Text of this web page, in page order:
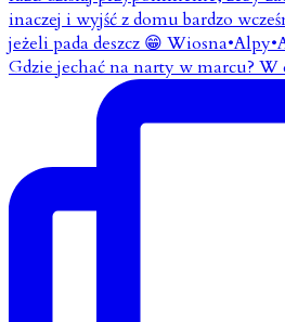
Gdzie jechać na narty w marcu? W